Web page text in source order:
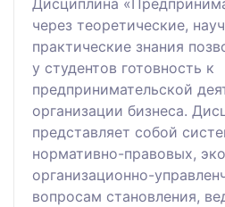
через теоретические,
практические знания
у студентов готовность к
предпринимательской
организации бизнеса.
представляет собой
нормативно-правовых,
организационно-
вопросам становления,